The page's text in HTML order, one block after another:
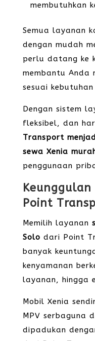
membutuhkan
Semua layanan
dengan mudah
perlu datang ke
membantu Anda
sesuai
Dengan sistem
fleksibel, dan
Transport
sewa Xenia
penggunaan
Point
Memilih layanan
Solo dari Point
banyak
kenyamanan
layanan, hingga
Mobil Xenia
MPV serbaguna
dipadukan